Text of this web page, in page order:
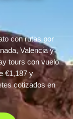
con rutas por
Valencia y
tours con vuelo
€1,187 y
cotizados en